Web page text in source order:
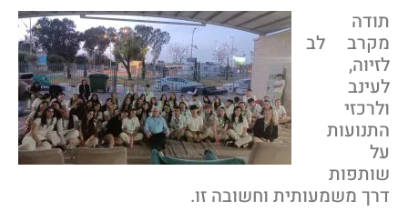
לב
משמעותית וחשובה זו.